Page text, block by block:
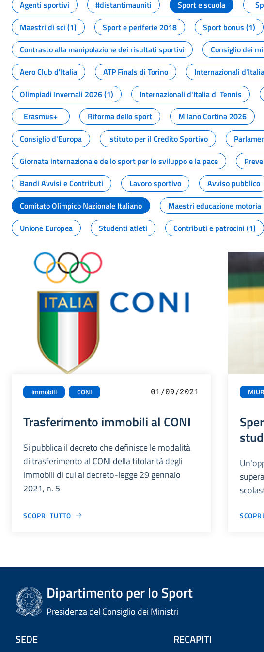
Agenti sportivi
#distantimauniti Sport e scuola
Maestri di sci (1)
Sport e periferie 2018 Sport bonus (1)
Contrasto alla manipolazione dei risultati sportivi
Consiglio dei
Aero Club d'Italia
ATP Finals di Torino Internazionali
Olimpiadi Invernali 2026 (1)
Internazionali d'Italia di Tennis
Erasmus+
Riforma dello sport Milano Cortina 2026
Consiglio d'Europa
Istituto per il Credito Sportivo
Giornata internazionale dello sport per lo sviluppo e la pace
Bandi Avvisi e Contributi
Lavoro sportivo Avviso pubblico
Comitato Olimpico Nazionale Italiano
Maestri educazione motoria
Unione Europea
Studenti atleti Contributi e patrocini (1)
immobili CONI 01/09/2021
Trasferimento immobili al CONI
Si pubblica il decreto che definisce le modalità
di trasferimento al CONI della titolarità degli
immobili di cui al decreto-legge 29 gennaio
2021, n. 5
SCOPRI TUTTO
MIUR
Dipartimento per lo Sport
Presidenza del Consiglio dei Ministri
SEDE RECAPITI